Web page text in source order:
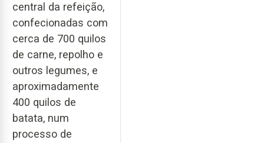
central da refeição,
confecionadas com
cerca de 700 quilos
de carne, repolho e
outros legumes, e
aproximadamente
400 quilos de
batata, num
processo de